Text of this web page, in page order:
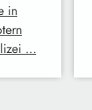
in
…